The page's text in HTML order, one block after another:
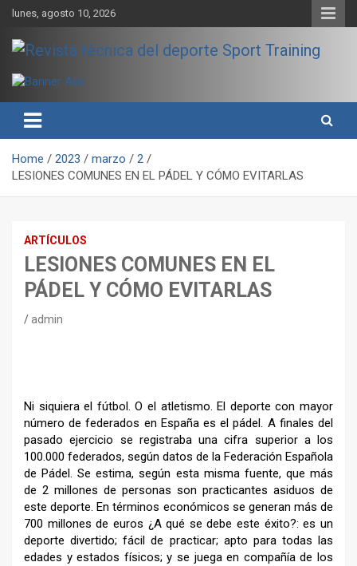
Skip
content
lunes, agosto 10, 2026
Revista técnica del deporte
Sport Training
rendimiento, nutrición y entrenamiento.
Home 2023 marzo
2
LESIONES COMUNES EN EL PÁDEL Y CÓMO EVITARLAS
ARTÍCULOS
LESIONES COMUNES EN EL
PÁDEL Y CÓMO EVITARLAS
admin
Ni siquiera el fútbol. O el atletismo. El deporte con mayor
número de federados en España es el pádel. A finales del
pasado ejercicio se registraba una cifra superior a los
100.000 federados, según datos de la Federación Española
de Pádel. Se estima, según esta misma fuente, que más
de 2 millones de personas son practicantes asiduos de
este deporte. En términos económicos se generan más de
700 millones de euros ¿A qué se debe este éxito?: es un
deporte divertido; fácil de practicar; apto para todas las
edades y estados físicos; y se juega en compañía de los